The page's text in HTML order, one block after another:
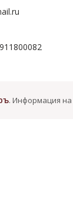
. Информация на